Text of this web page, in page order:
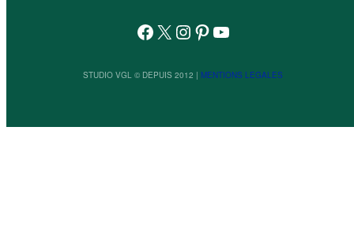
Facebook
X Instagram
Pinterest
YouTube
STUDIO VGL © DEPUIS 2012 |MENTIONS LEGALES